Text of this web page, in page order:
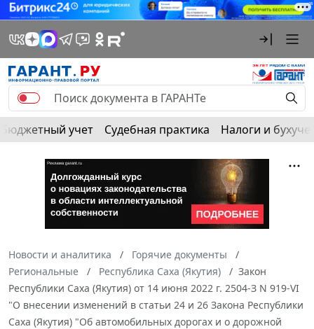
Бюджетный учет Судебная практика Налоги и
Новости и аналитика
Горячие документы
Региональные
Республика Саха (Якутия)
Закон
Республики Саха (Якутия) от 14 июня 2022 г. 2504-З N 919-VI
"О внесении изменений в статьи 24 и 26 Закона Республики
Саха (Якутия) "Об автомобильных дорогах и о дорожной